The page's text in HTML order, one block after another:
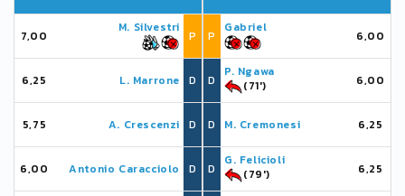
7,00
M. Silvestri
P
6,25 L. Marrone D
5,75 A. Crescenzi D
6,00 Antonio Caracciolo D
P
Gabriel
6,00
D
P. Ngawa
(71')
6,00
D M. Cremonesi 6,25
D
G. Felicioli
(79')
6,25